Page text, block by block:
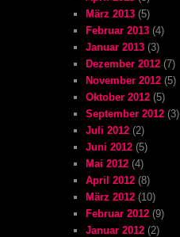
März 2013 (5)
Februar 2013 (4)
Januar 2013 (3)
Dezember 2012 (7)
November 2012 (5)
Oktober 2012 (5)
September 2012 (3)
Juli 2012 (2)
Juni 2012 (5)
Mai 2012 (4)
April 2012 (8)
März 2012 (10)
Februar 2012 (9)
Januar 2012 (2)